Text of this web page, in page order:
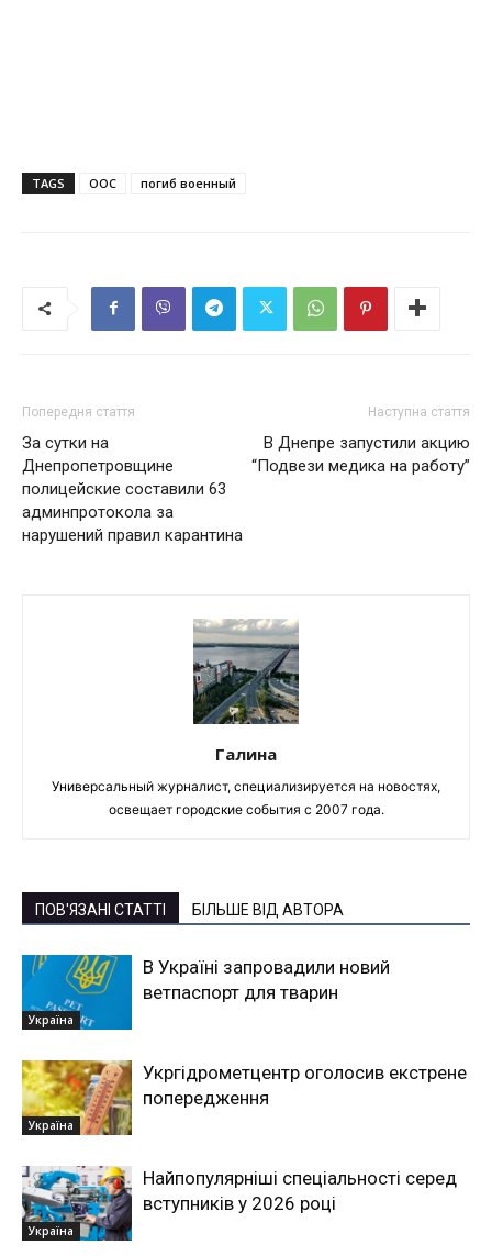
TAGS ООС погиб военный
Попередня стаття
За сутки на
Днепропетровщине
полицейские составили 63
админпротокола за
нарушений правил карантина
Наступна стаття
В Днепре запустили акцию
“Подвези медика на работу”
Галина
Универсальный журналист, специализируется на новостях,
освещает городские события с 2007 года.
ПОВ'ЯЗАНІ СТАТТІ БІЛЬШЕ ВІД АВТОРА
Україна
В Україні запровадили новий
ветпаспорт для тварин
Україна
Укргідрометцентр оголосив екстрене
попередження
Україна
Найпопулярніші спеціальності серед
вступників у 2026 році